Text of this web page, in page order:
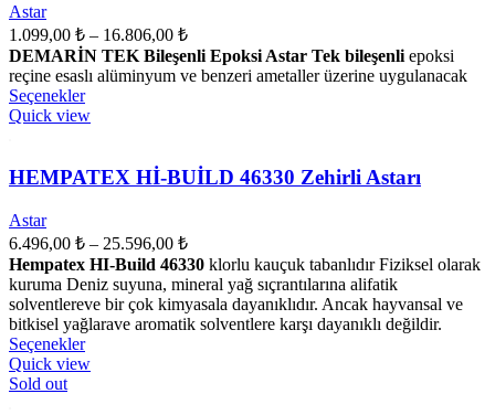
seçilebilir
Astar
1.099,00 ₺ – 16.806,00 ₺Fiyat
aralığı:
1.099,00 ₺
DEMARİN TEK Bileşenli Epoksi Astar Tek bileşenli epoksi
reçine esaslı alüminyum ve benzeri ametaller üzerine uygulanacak
SeçeneklerBu
ürünün
varyasyonu
ürün
sayfasından
seçilebilir
Quick view
HEMPATEX Hİ-BUİLD 46330 Zehirli Astarı
Astar
6.496,00 ₺ – 25.596,00 ₺Fiyat
aralığı:
6.496,00 ₺
-
25.596,00 ₺
Hempatex HI-Build 46330 klorlu kauçuk tabanlıdır Fiziksel olarak
kuruma Deniz suyuna, mineral yağ sıçrantılarına alifatik
solventlereve bir çok kimyasala dayanıklıdır. Ancak hayvansal ve
bitkisel yağlarave aromatik solventlere karşı dayanıklı değildir.
SeçeneklerBu
ürünün
Quick view
Sold out